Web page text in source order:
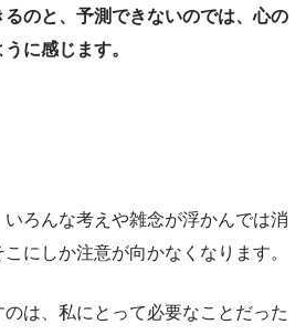
のと、予測できないのでは、心の
に感じます。
ろんな考えや雑念が浮かんでは消
にしか注意が向かなくなります。
は、私にとって必要なことだった